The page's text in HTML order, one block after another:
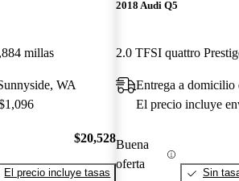
millas
WA
$20,528
El precio incluye tasas
2018 Audi Q5
2.0 TFSI quattro
Entrega a domicilio
El precio incluye
Buena
oferta
Sin